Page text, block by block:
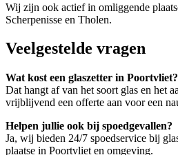
Wij zijn ook actief in omliggende
Scherpenisse en Tholen.
Veelgestelde vragen
Wat kost een glaszetter in Poortvliet?
Dat hangt af van het soort glas en het
vrijblijvend een offerte aan voor een
Helpen jullie ook bij spoedgevallen?
Ja, wij bieden 24/7 spoedservice bij
plaatse in Poortvliet en omgeving.